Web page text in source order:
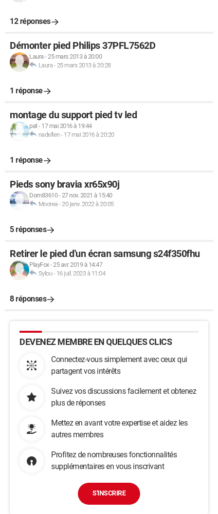
12 réponses
Démonter pied Philips 37PFL7562D
Laura-25 mars 2013 à 20:00
Laura -25 mars 2013 à 20:28
1 réponse
montage du support pied tv led
pat- 17 mai 2016 à 19:44
nadellen- 17 mai 2016 à 20:20
1 réponse
Pieds sony bravia xr65x90j
Dom83610-27 nov. 2021 à 15:40
Moorea -20 janv. 2022 à 20:05
5 réponses
Retirer le pied d'un écran samsung s24f350fhu
PlayFox-25 avr. 2019 à 14:47
Sylou- 16 juil. 2023 à 11:04
8 réponses
DEVENEZ MEMBRE EN QUELQUES CLICS
Connectez-vous simplement avec ceux qui
partagent vos intérêts
Suivez vos discussions facilement et obtenez
plus de réponses
Mettez en avant votre expertise et aidez les
autres membres
Profitez de nombreuses fonctionnalités
supplémentaires en vous inscrivant
S'INSCRIRE